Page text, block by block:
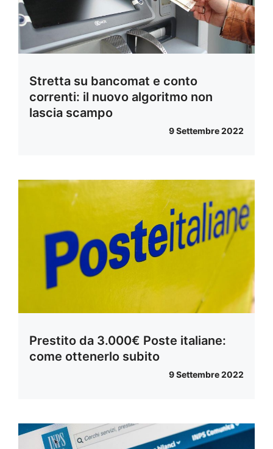
Stretta su bancomat e conto
correnti: il nuovo algoritmo non
lascia scampo
9 Settembre 2022
Prestito da 3.000€ Poste italiane:
come ottenerlo subito
9 Settembre 2022